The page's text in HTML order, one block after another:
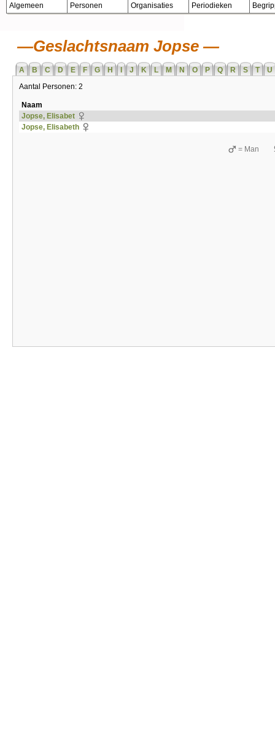
Algemeen Personen Organisaties Periodieken
Geslachtsnaam Jopse
A B C D E F G H J K L M N O P Q R S T
U
Aantal Personen: 2
Naam
Jopse, Elisabet
Jopse, Elisabeth
= Man